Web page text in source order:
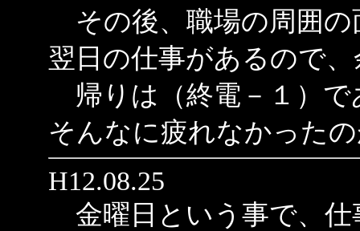
その後、職場の周囲の
翌日の仕事があるので
帰りは（終電－１）で
そんなに疲れなかった
H12.08.25
金曜日という事で、仕